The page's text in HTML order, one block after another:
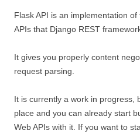
Flask API is an implementation
APIs that Django REST
It gives you properly content
request parsing.
It is currently a work in progress,
place and you can already start
Web APIs with it. If you want to